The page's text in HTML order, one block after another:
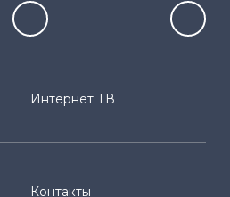
Интернет ТВ
Контакты